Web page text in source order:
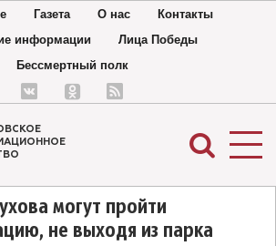
Газета О нас
Контакты
информации
Лица Победы
Бессмертный полк
могут пройти
не выходя из парка